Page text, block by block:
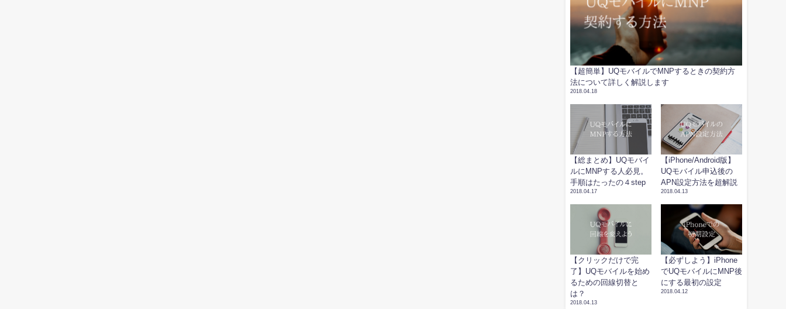
【超簡単】UQモバイルでMNPするときの契約方
法について詳しく解説します
2018.04.18
【総まとめ】UQモバイ
ルにMNPする人必見。
手順はたったの４step
2018.04.17
【iPhone/Android版】
UQモバイル申込後の
APN設定方法を超解説
2018.04.13
【クリックだけで完
了】UQモバイルを始め
るための回線切替と
は？
2018.04.13
【必ずしよう】iPhone
でUQモバイルにMNP後
にする最初の設定
2018.04.12